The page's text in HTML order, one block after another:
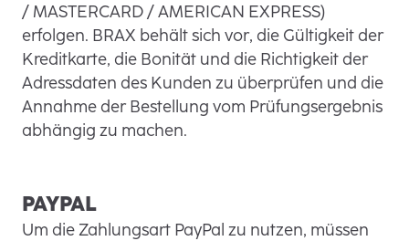
/ MASTERCARD / AMERICAN EXPRESS)
erfolgen. BRAX behält sich vor, die Gültigkeit der
Kreditkarte, die Bonität und die Richtigkeit der
Adressdaten des Kunden zu überprüfen und die
Annahme der Bestellung vom Prüfungsergebnis
abhängig zu machen.
PAYPAL
Um die Zahlungsart PayPal zu nutzen, müssen